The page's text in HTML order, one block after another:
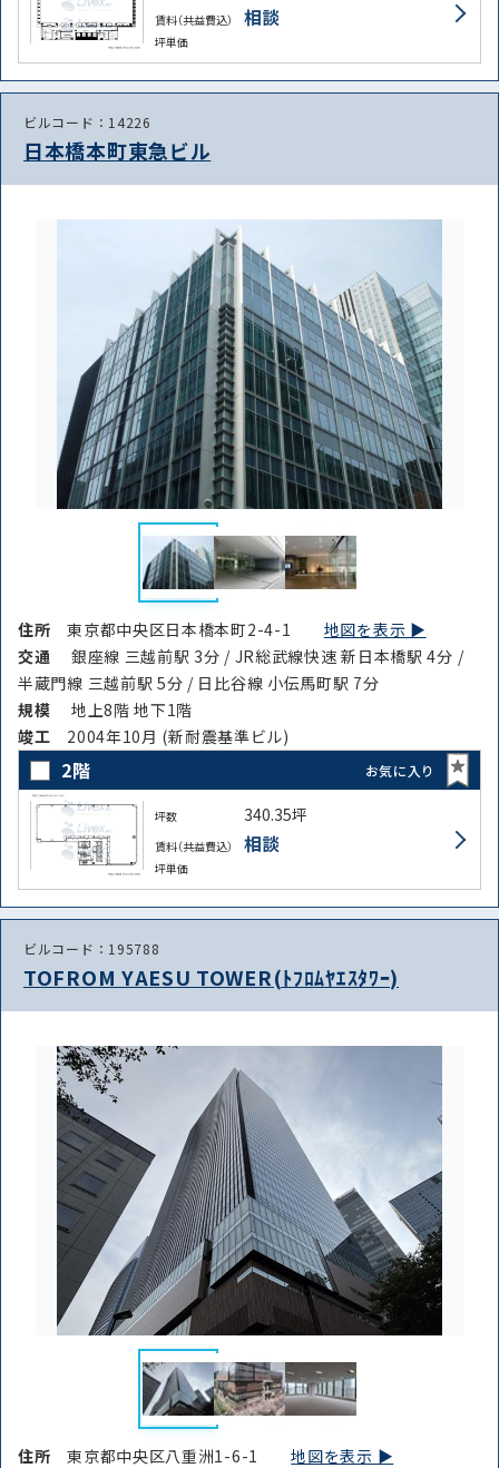
住所
から探す
路線・駅
から探す
条件を絞り込む
賃料（共益費込） 相談
坪単価
ビルコード：14226
日本橋本町東急ビル
住所東京都中央区日本橋本町2-4-1 地図を表示 ▶︎
交通
銀座線 三越前駅 3分 / JR総武線快速 新日本橋駅 4分 /
半蔵門線 三越前駅 5分 / 日比谷線 小伝馬町駅 7分
規模
地上8階 地下1階
竣⼯ 2004年10月 (新耐震基準ビル)
2階 お気に入り
坪数 340.35坪
賃料（共益費込） 相談
坪単価
ビルコード：195788
TOFROM YAESU TOWER(ﾄﾌﾛﾑﾔｴｽﾀﾜｰ)
住所東京都中央区八重洲1-6-1地図を表示 ▶︎